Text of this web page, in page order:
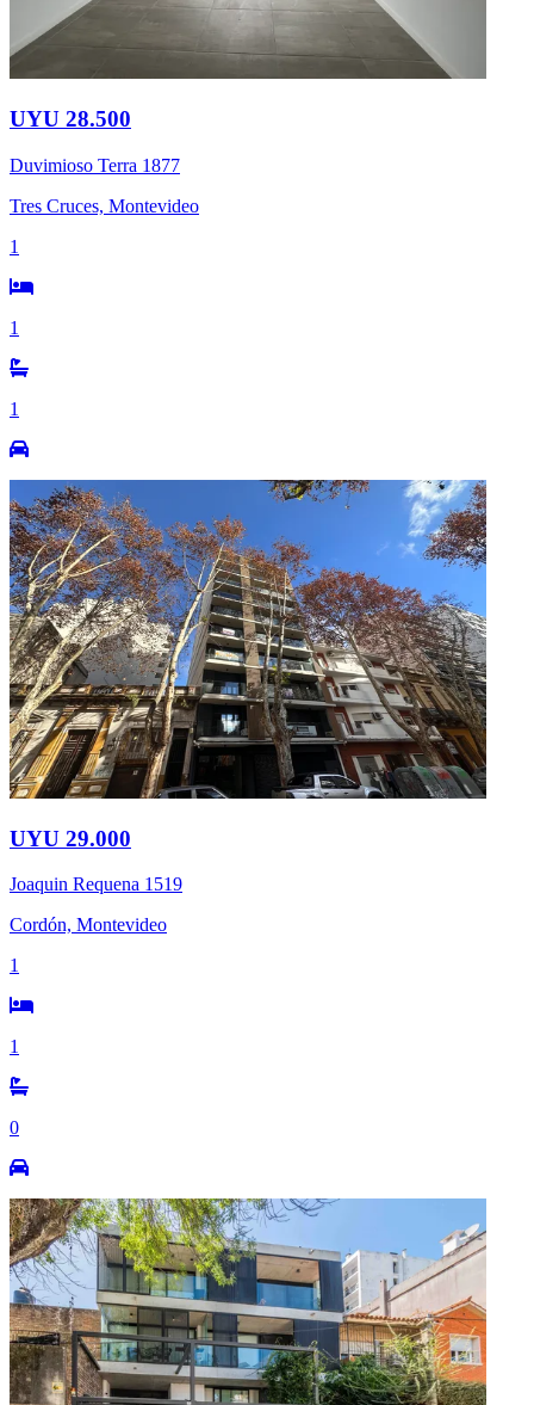
UYU 28.500
Duvimioso Terra 1877
Tres Cruces, Montevideo
1
1
1
UYU 29.000
Joaquin Requena 1519
Cordón, Montevideo
1
1
0